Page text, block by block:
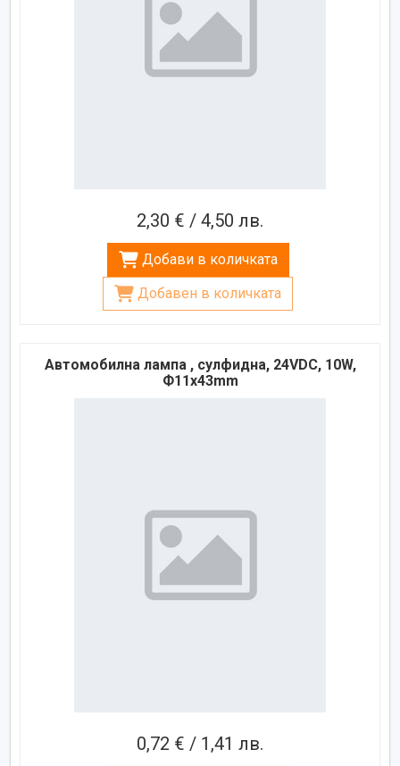
2,30 € / 4,50 лв.
Добави в количката
Добавен в количката
Автомобилна лампа , сулфидна, 24VDC, 10W,
Ф11x43mm
0,72 € / 1,41 лв.